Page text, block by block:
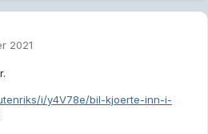
2021
i/y4V78e/bil-kjoerte-inn-i-